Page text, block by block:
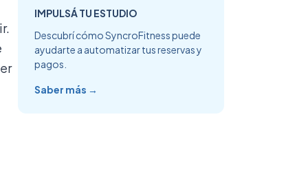
IMPULSÁ TU ESTUDIO
Descubrí cómo SyncroFitness puede
ayudarte a automatizar tus reservas y
pagos.
Saber más →